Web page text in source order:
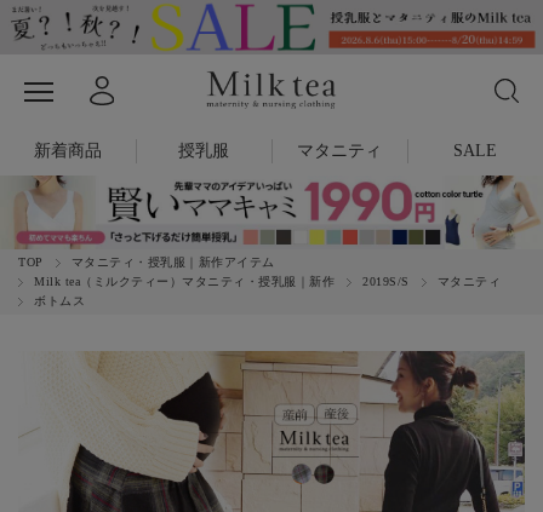
新着商品 授乳服 マタニティ SALE
TOP
マタニティ・授乳服｜新作アイテム
Milk tea（ミルクティー）マタニティ・授乳服｜新作
2019S/S
マタニティ
ボトムス